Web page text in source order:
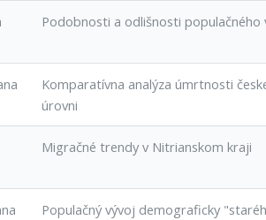
Podobnosti a odlišnosti populačného
Komparatívna analýza úmrtnosti
úrovni
Migračné trendy v Nitrianskom kraji
Populačný vývoj demograficky